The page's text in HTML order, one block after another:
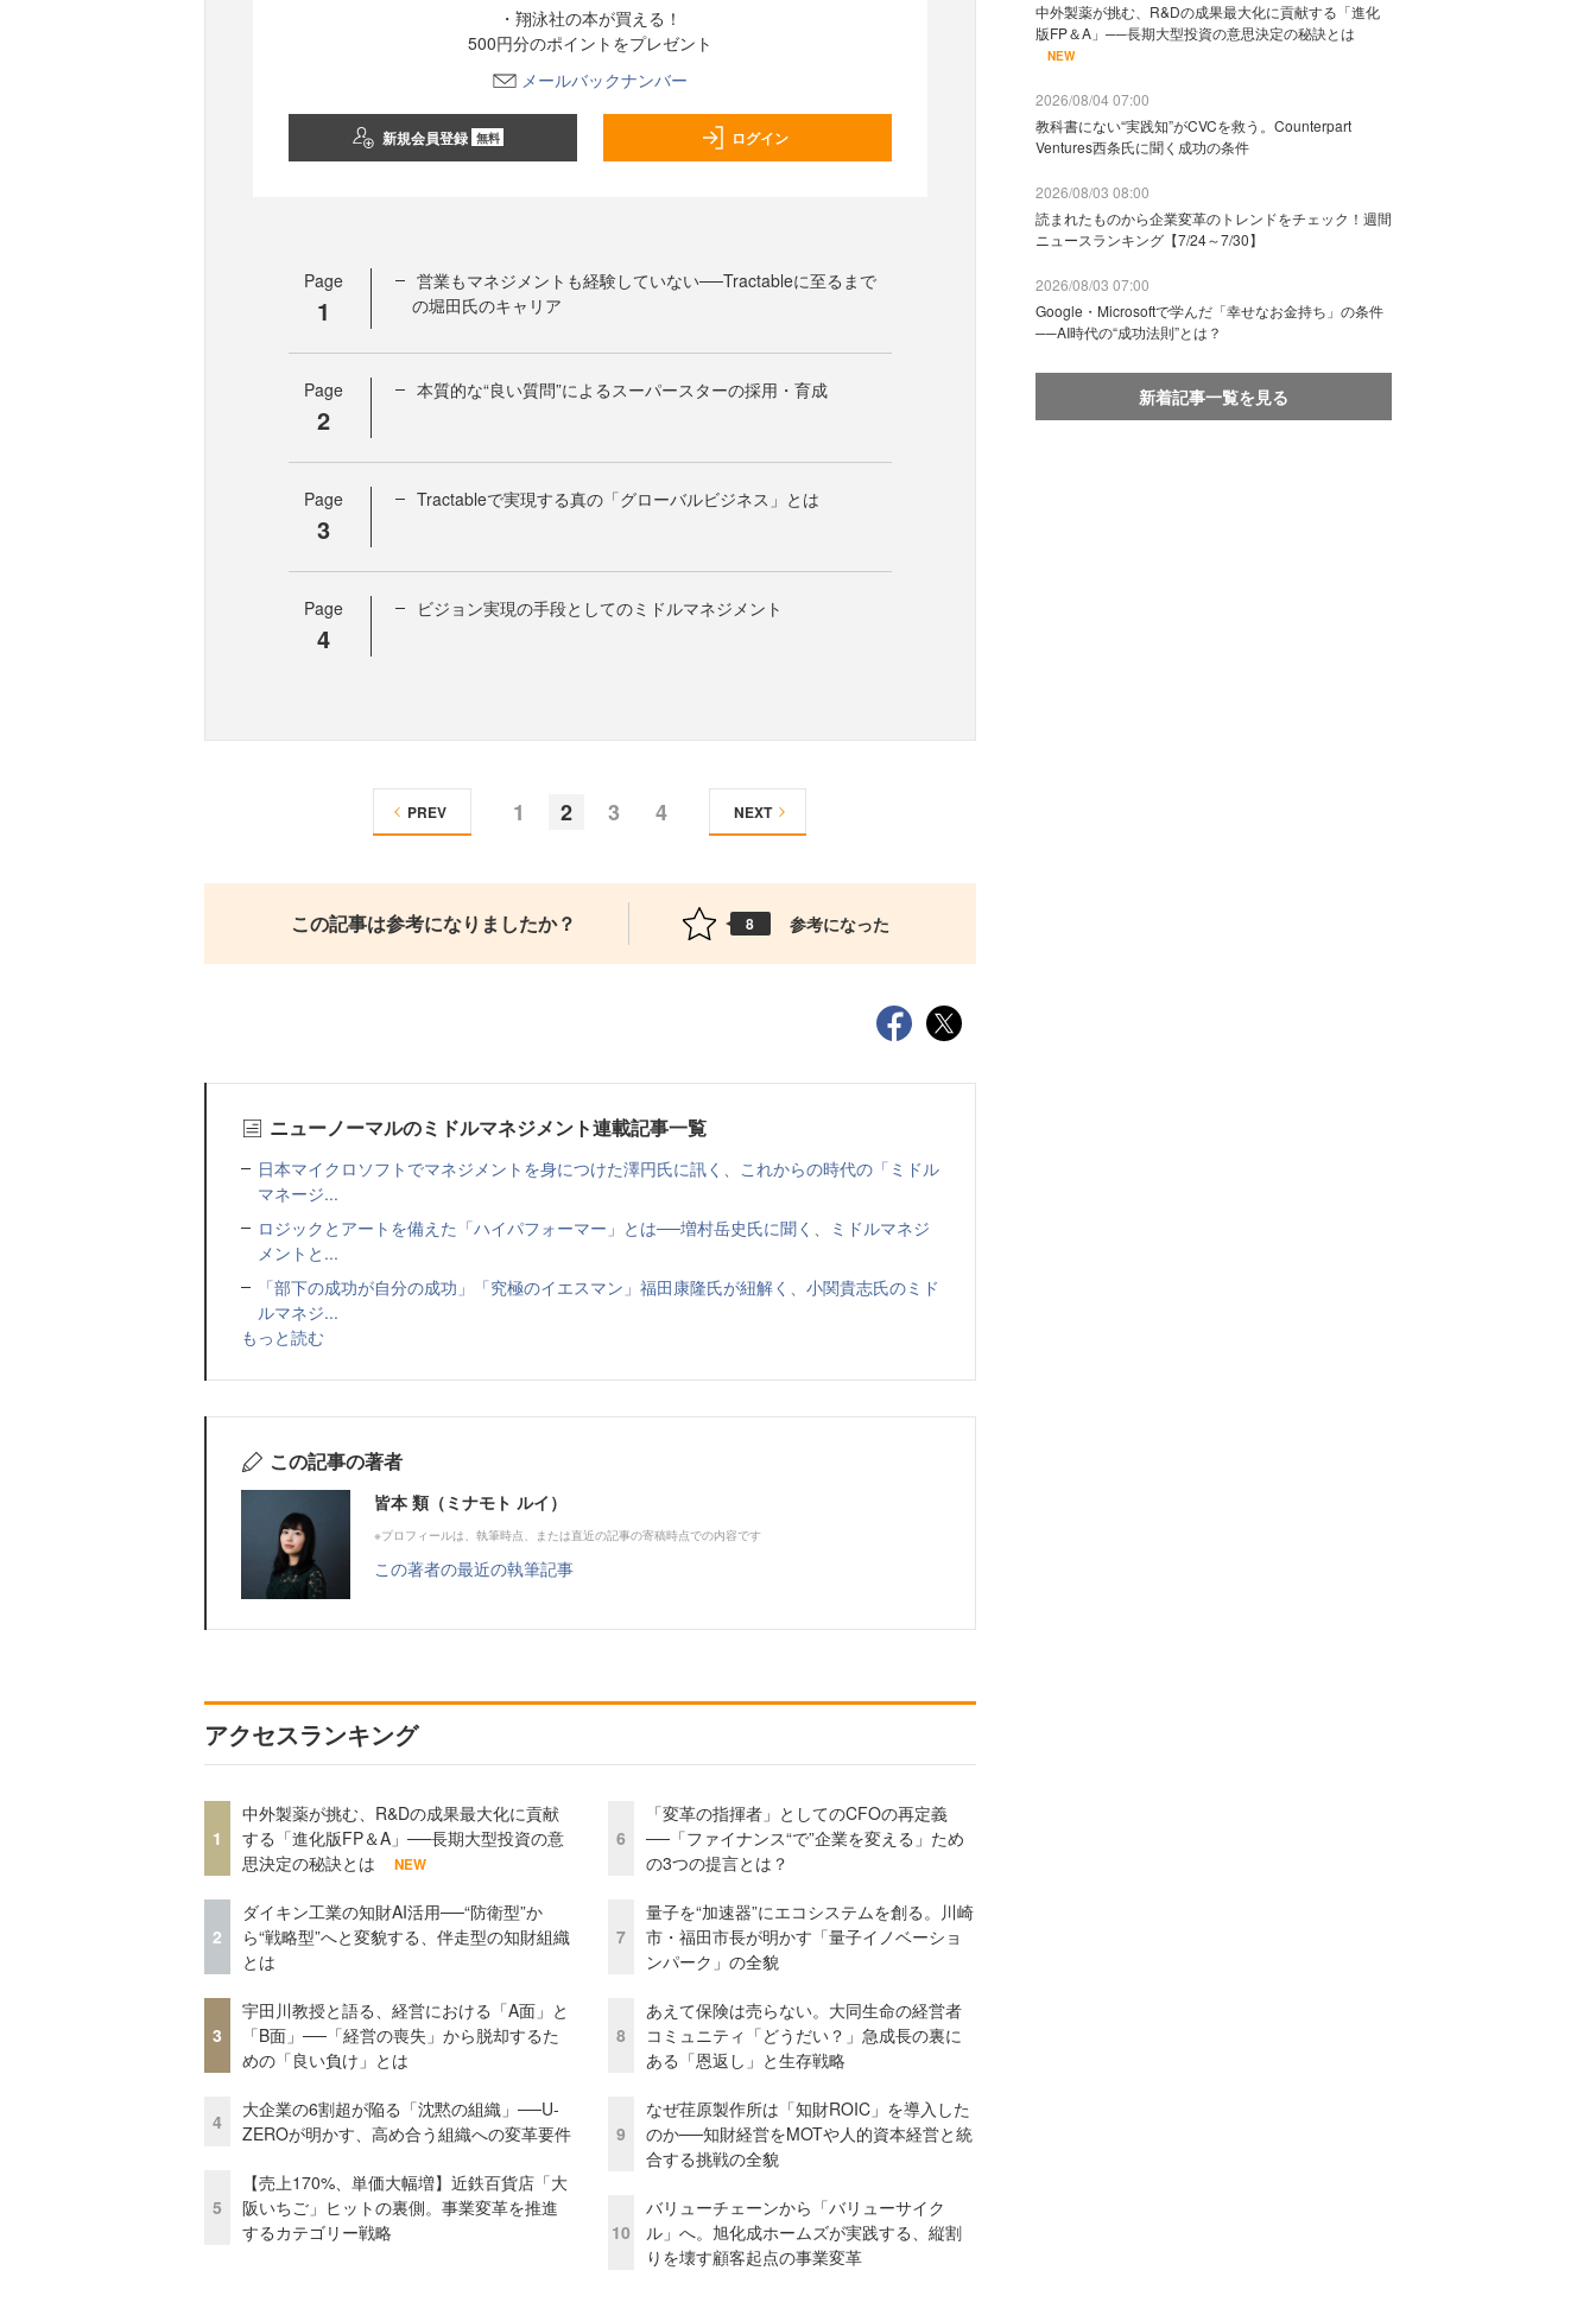
・翔泳社の本が買える！
500円分のポイントをプレゼント
メールバックナンバー
新規会員登録 無料 ログイン
Page
1
営業もマネジメントも経験していない──Tractableに至るまで
の堀田氏のキャリア
Page
2
本質的な“良い質問”によるスーパースターの採用・育成
Page
3
Tractableで実現する真の「グローバルビジネス」とは
Page
4
ビジョン実現の手段としてのミドルマネジメント
1 2 3 4
PREV NEXT
この記事は参考になりましたか？ 8 参考になった
ニューノーマルのミドルマネジメント連載記事一覧
日本マイクロソフトでマネジメントを身につけた澤円氏に訊く、これからの時代の「ミドル
マネージ...
ロジックとアートを備えた「ハイパフォーマー」とは──増村岳史氏に聞く、ミドルマネジ
メントと...
「部下の成功が自分の成功」「究極のイエスマン」福田康隆氏が紐解く、小関貴志氏のミド
ルマネジ...
もっと読む
この記事の著者
皆本 類（ミナモト ルイ）
※プロフィールは、執筆時点、または直近の記事の寄稿時点での内容です
この著者の最近の執筆記事
アクセスランキング
1
中外製薬が挑む、R&Dの成果最大化に貢献
する「進化版FP＆A」──長期大型投資の意
思決定の秘訣とは
NEW
2
ダイキン工業の知財AI活用──“防衛型”か
ら“戦略型”へと変貌する、伴走型の知財組織
とは
3
宇田川教授と語る、経営における「A面」と
「B面」──「経営の喪失」から脱却するた
めの「良い負け」とは
4
大企業の6割超が陥る「沈黙の組織」──U-
ZEROが明かす、高め合う組織への変革要件
5
【売上170%、単価大幅増】近鉄百貨店「大
阪いちご」ヒットの裏側。事業変革を推進
するカテゴリー戦略
6
「変革の指揮者」としてのCFOの再定義
──「ファイナンス“で”企業を変える」ため
の3つの提言とは？
7
量子を“加速器”にエコシステムを創る。川崎
市・福田市長が明かす「量子イノベーショ
ンパーク」の全貌
8
あえて保険は売らない。大同生命の経営者
コミュニティ「どうだい？」急成長の裏に
ある「恩返し」と生存戦略
9
なぜ荏原製作所は「知財ROIC」を導入した
のか──知財経営をMOTや人的資本経営と統
合する挑戦の全貌
10
バリューチェーンから「バリューサイク
ル」へ。旭化成ホームズが実践する、縦割
りを壊す顧客起点の事業変革
中外製薬が挑む、R&Dの成果最大化に貢献する「進化
版FP＆A」──長期大型投資の意思決定の秘訣とは
NEW
2026/08/04 07:00
教科書にない“実践知”がCVCを救う。Counterpart
Ventures西条氏に聞く成功の条件
2026/08/03 08:00
読まれたものから企業変革のトレンドをチェック！週間
ニュースランキング【7/24～7/30】
2026/08/03 07:00
Google・Microsoftで学んだ「幸せなお金持ち」の条件
──AI時代の“成功法則”とは？
新着記事一覧を見る